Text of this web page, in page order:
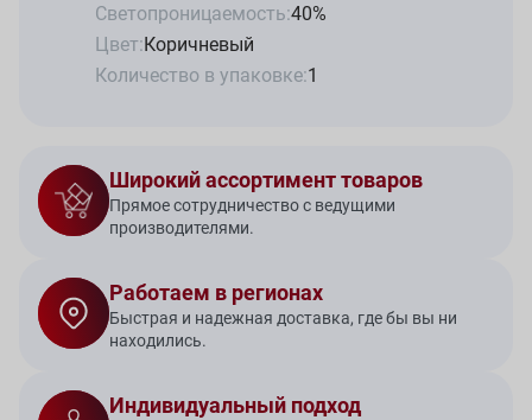
Светопроницаемость:40%
Цвет:Коричневый
Количество в упаковке:1
Широкий ассортимент товаров
Прямое сотрудничество с ведущими
производителями.
Работаем в регионах
Быстрая и надежная доставка, где бы вы ни
находились.
Индивидуальный подход